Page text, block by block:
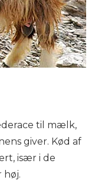
til mælk,
giver. Kød af
især i de
høj.